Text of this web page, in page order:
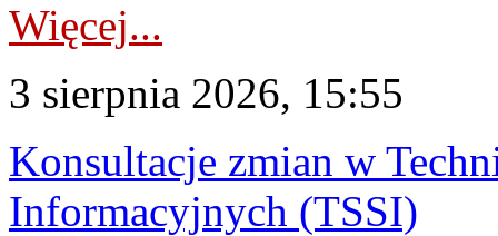
Więcej...
3 sierpnia 2026, 15:55
Konsultacje zmian w
Informacyjnych (TSSI)